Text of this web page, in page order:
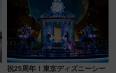
祝25周年！東京ディズニーシー